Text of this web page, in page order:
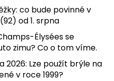
co bude povinné v
od 1. srpna
Élysées se
zimu? Co o tom víme.
2026: Lze použít brýle na
v roce 1999?